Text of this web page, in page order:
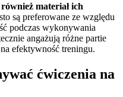
materiał ich
są preferowane ze względu
podczas wykonywania
angażują różne partie
efektywność treningu.
ćwiczenia na